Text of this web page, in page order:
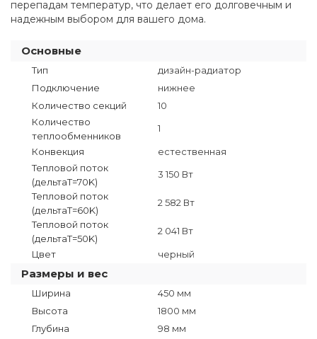
перепадам температур, что делает его долговечным и
надежным выбором для вашего дома.
Основные
Тип
дизайн-радиатор
Подключение
нижнее
Количество секций
10
Количество
теплообменников
1
Конвекция
естественная
Тепловой поток
(дельтаT=70K)
3 150 Вт
Тепловой поток
(дельтаТ=60K)
2 582 Вт
Тепловой поток
(дельтаТ=50K)
2 041 Вт
Цвет черный
Размеры и вес
Ширина
450 мм
Высота
1800 мм
Глубина
98 мм